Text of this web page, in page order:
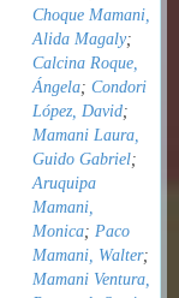
Choque Mamani,
Alida Magaly;
Calcina Roque,
Ángela; Condori
López, David;
Mamani Laura,
Guido Gabriel;
Aruquipa
Mamani,
Monica; Paco
Mamani, Walter;
Mamani Ventura,